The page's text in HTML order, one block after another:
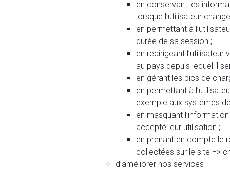
en conservant les
lorsque l’utilisateur
en permettant à
durée de sa session ;
en redirigeant
au pays depuis lequel il
en gérant les pics de
en permettant à
exemple aux systèmes
en masquant
accepté leur utilisation ;
en prenant en compte le
collectées sur le site =>
d’améliorer nos services